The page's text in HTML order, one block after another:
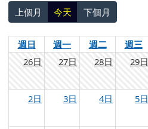
上個月 今天 下個月
週日 週一 週二 週三
26日
27日 28日 29日
2日 3日 4日 5日